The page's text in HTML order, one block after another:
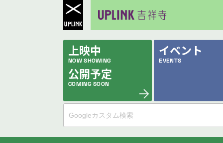
上映中
NOW SHOWING
公開予定
COMING SOON
イベント
EVENTS